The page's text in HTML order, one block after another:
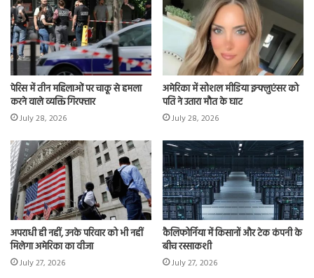
पेरिस में तीन महिलाओं पर चाकू से हमला
करने वाले व्यक्ति गिरफ्तार
July 28, 2026
अमेरिका में सोशल मीडिया इन्फ्लुएंसर को
पति ने उतारा मौत के घाट
July 28, 2026
अपराधी ही नहीं, उनके परिवार को भी नहीं
मिलेगा अमेरिका का वीजा
July 27, 2026
कैलिफोर्निया में किसानों और टेक कंपनी के
बीच रस्साकशी
July 27, 2026